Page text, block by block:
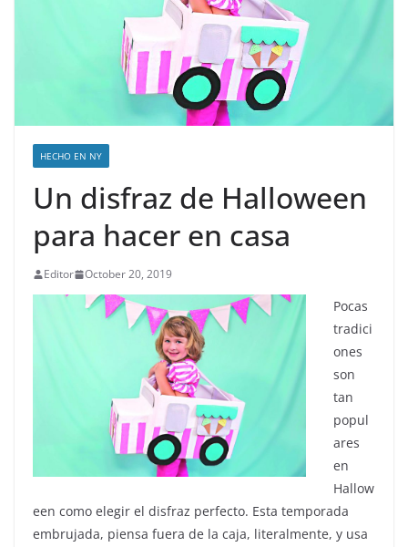
HECHO EN NY
Un disfraz de Halloween
para hacer en casa
Editor October 20, 2019
Pocas
tradici
ones
son
tan
popul
ares
en
Hallow
een como elegir el disfraz perfecto. Esta temporada
embrujada, piensa fuera de la caja, literalmente, y usa